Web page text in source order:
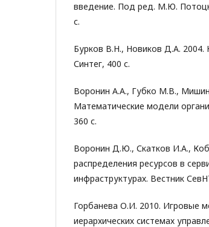
введение. Под ред. М.Ю.
с.
Бурков В.Н., Новиков Д.А. 2004.
Синтег, 400 с.
Воронин А.А., Губко М.В.,
Математические модели
360 с.
Воронин Д.Ю., Скатков И.А.,
распределения ресурсов в
инфраструктурах. Вестник
Горбанева О.И. 2010. Игровые
иерархических системах